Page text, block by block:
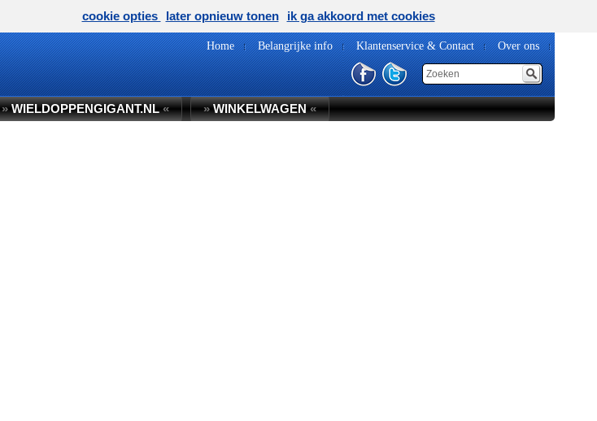
Home Belangrijke info Klantenservice & Contact Over ons
»WIELDOPPENGIGANT.NL« »WINKELWAGEN«
cookie opties later opnieuw tonen ik ga akkoord met cookies